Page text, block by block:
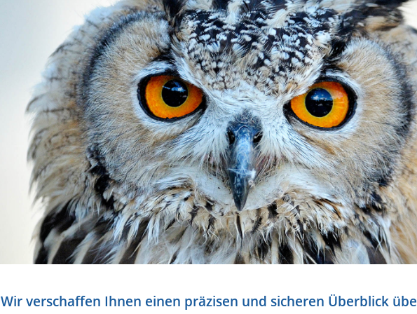
Wir verschaffen Ihnen einen präzisen und sicheren Überblick